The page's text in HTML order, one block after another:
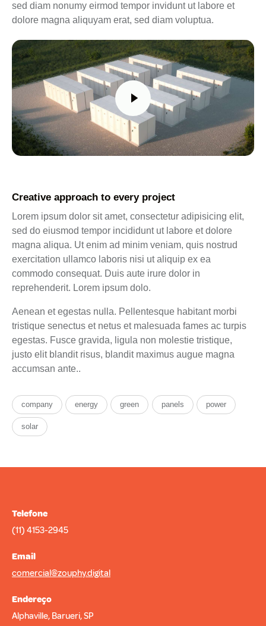
sed diam nonumy eirmod tempor invidunt ut labore et
dolore magna aliquyam erat, sed diam voluptua.
Creative approach to every project
Lorem ipsum dolor sit amet, consectetur adipisicing elit,
sed do eiusmod tempor incididunt ut labore et dolore
magna aliqua. Ut enim ad minim veniam, quis nostrud
exercitation ullamco laboris nisi ut aliquip ex ea
commodo consequat. Duis aute irure dolor in
reprehenderit. Lorem ipsum dolo.
Aenean et egestas nulla. Pellentesque habitant morbi
tristique senectus et netus et malesuada fames ac turpis
egestas. Fusce gravida, ligula non molestie tristique,
justo elit blandit risus, blandit maximus augue magna
accumsan ante..
company energy green panels power
solar
Telefone
(11) 4153-2945
Email
comercial@zouphy.digital
Endereço
Alphaville, Barueri, SP